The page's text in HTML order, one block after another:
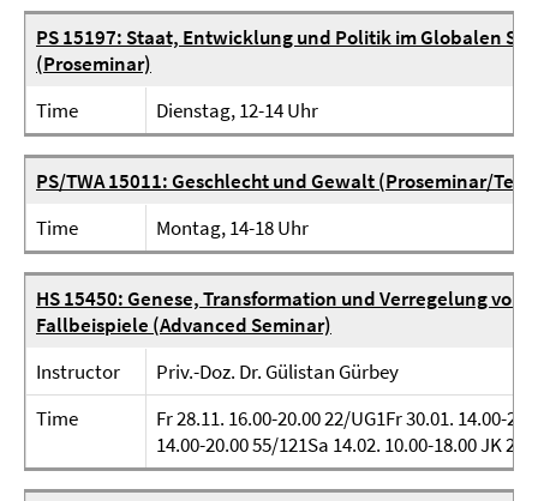
PS 15197: Staat, Entwicklung und Politik im Globalen
(Proseminar)
Time
Dienstag, 12-14 Uhr
PS/TWA 15011: Geschlecht und Gewalt (Proseminar/
Time
Montag, 14-18 Uhr
HS 15450: Genese, Transformation und Verregelung
Fallbeispiele (Advanced Seminar)
Instructor
Priv.-Doz. Dr. Gülistan Gürbey
Time
Fr 28.11. 16.00-20.00 22/UG1Fr 30.01. 14.00-
14.00-20.00 55/121Sa 14.02. 10.00-18.00 JK 26/